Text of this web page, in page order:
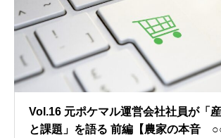
Vol.16 元ポケマル運営会社社員が「
と課題」を語る 前編【農家の本音